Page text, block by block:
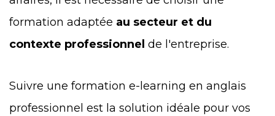
formation adaptée au secteur et du
contexte professionnel de l'entreprise.
Suivre une formation e-learning en anglais
professionnel est la solution idéale pour vos